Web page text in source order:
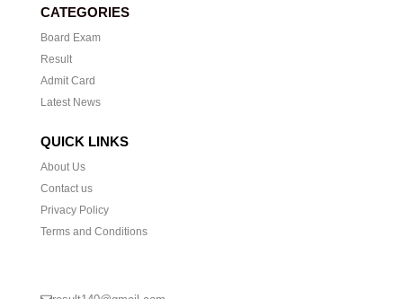
CATEGORIES
Board Exam
Result
Admit Card
Latest News
QUICK LINKS
About Us
Contact us
Privacy Policy
Terms and Conditions